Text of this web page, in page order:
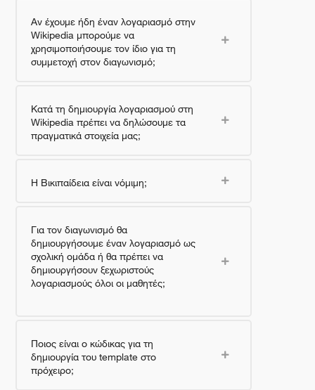
Αν έχουμε ήδη έναν λογαριασμό στην
Wikipedia μπορούμε να
χρησιμοποιήσουμε τον ίδιο για τη
συμμετοχή στον διαγωνισμό;
Κατά τη δημιουργία λογαριασμού στη
Wikipedia πρέπει να δηλώσουμε τα
πραγματικά στοιχεία μας;
Η Βικιπαίδεια είναι νόμιμη;
Για τον διαγωνισμό θα
δημιουργήσουμε έναν λογαριασμό ως
σχολική ομάδα ή θα πρέπει να
δημιουργήσουν ξεχωριστούς
λογαριασμούς όλοι οι μαθητές;
Ποιος είναι ο κώδικας για τη
δημιουργία του template στο